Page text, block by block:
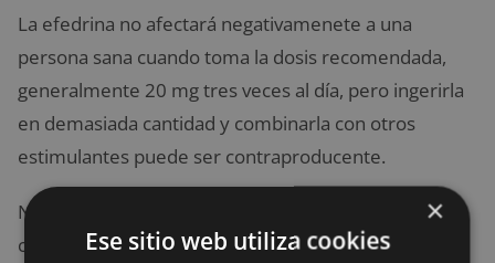
La efedrina no afectará negativamenete a una
persona sana cuando toma la dosis recomendada,
generalmente 20 mg tres veces al día, pero ingerirla
en demasiada cantidad y combinarla con otros
estimulantes puede ser contraproducente.
No debe usarse en personas con problemas
cardiovasculares o de salud mental, y al usarlo por
×
Ese sitio web utiliza cookies